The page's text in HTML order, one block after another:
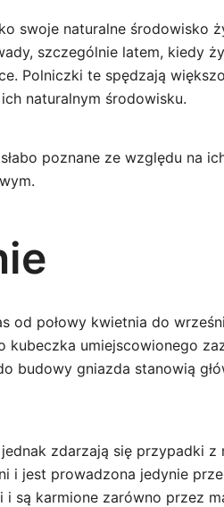
swoje naturalne środowisko
szczególnie latem, kiedy
Polniczki te spędzają
naturalnym środowisku.
poznane ze względu na
od połowy kwietnia do
umiejscowionego
budowy gniazda stanowią
zdarzają się przypadki z
i jest prowadzona jedynie
i są karmione zarówno przez